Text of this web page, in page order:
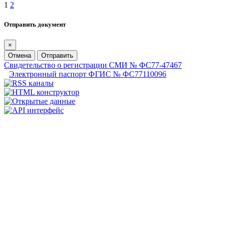
1 2
Отправить документ
×
Отмена
Отправить
Свидетельство о регистрации СМИ № ФС77-47467
Электронный паспорт ФГИС № ФС77110096